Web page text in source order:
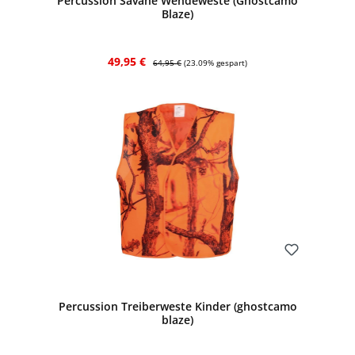
Blaze)
Verkaufspreis:
49,95 € Regulärer Preis:
64,95 € (23.09% gespart)
Percussion Treiberweste Kinder (ghostcamo
blaze)